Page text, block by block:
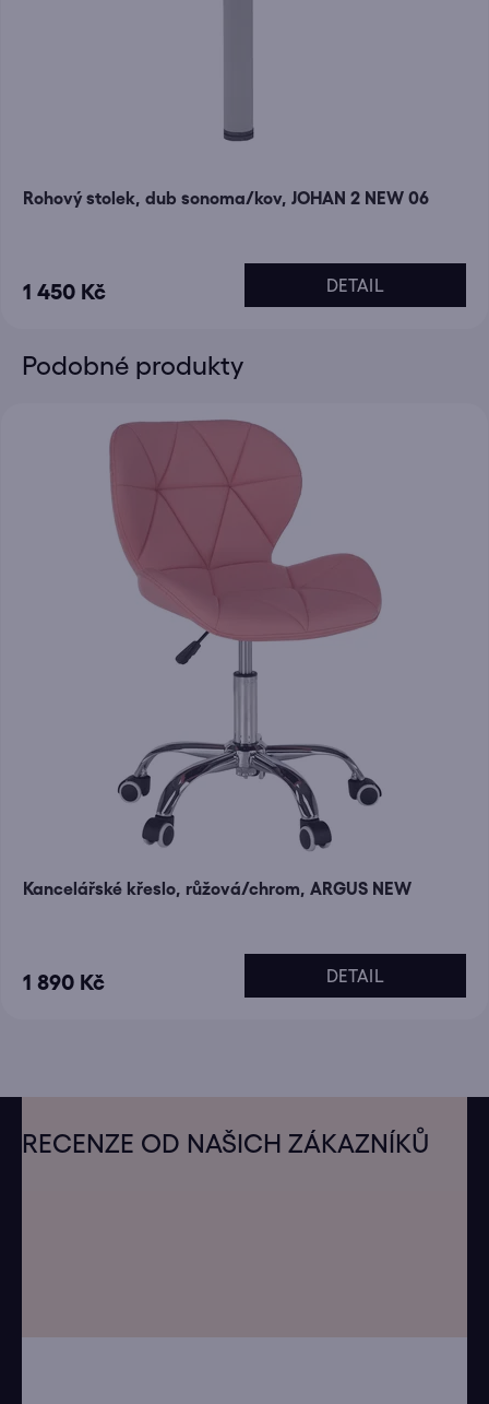
Rohový stolek, dub sonoma/kov, JOHAN 2 NEW 06
1 450 Kč DETAIL
Podobné produkty
Kancelářské křeslo, růžová/chrom, ARGUS NEW
1 890 Kč DETAIL
RECENZE OD NAŠICH ZÁKAZNÍKŮ